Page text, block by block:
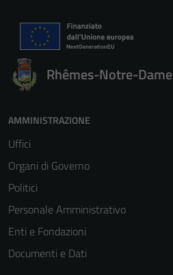
Rhêmes-Notre-Dame
AMMINISTRAZIONE
Uffici
Organi di Governo
Politici
Personale Amministrativo
Enti e Fondazioni
Documenti e Dati